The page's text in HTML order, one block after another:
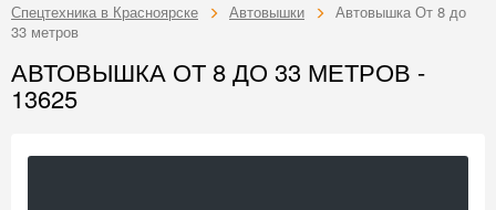
Спецтехника в Красноярске Автовышки
Автовышка От 8 до
33 метров
АВТОВЫШКА ОТ 8 ДО 33 МЕТРОВ -
13625